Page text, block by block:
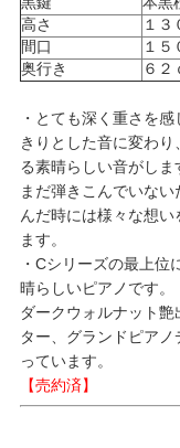
高さ
１３
間口
１５
奥行き
６２
・とても深く重さを
きりとした音に変わ
る素晴らしい音がしま
まだ弾きこんでいな
んだ時には様々な想
ます。
・Cシリーズの最上
晴らしいピアノです。
ダークウォルナット
ター、グランドピア
っています。
【売約済】